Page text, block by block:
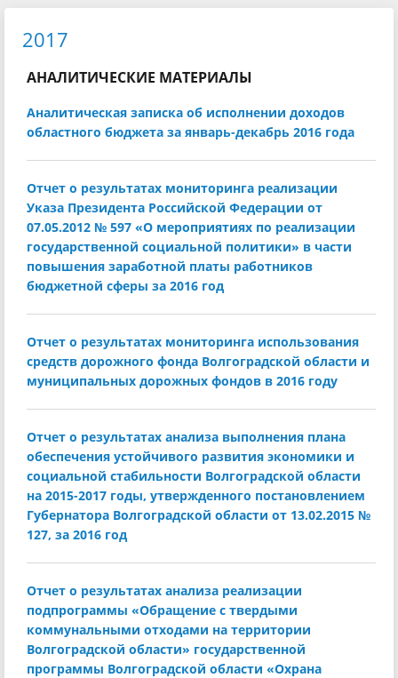
2017
АНАЛИТИЧЕСКИЕ МАТЕРИАЛЫ
Аналитическая записка об исполнении доходов
областного бюджета за январь-декабрь 2016 года
Отчет о результатах мониторинга реализации
Указа Президента Российской Федерации от
07.05.2012 № 597 «О мероприятиях по реализации
государственной социальной политики» в части
повышения заработной платы работников
бюджетной сферы за 2016 год
Отчет о результатах мониторинга использования
средств дорожного фонда Волгоградской области и
муниципальных дорожных фондов в 2016 году
Отчет о результатах анализа выполнения плана
обеспечения устойчивого развития экономики и
социальной стабильности Волгоградской области
на 2015-2017 годы, утвержденного постановлением
Губернатора Волгоградской области от 13.02.2015 №
127, за 2016 год
Отчет о результатах анализа реализации
подпрограммы «Обращение с твердыми
коммунальными отходами на территории
Волгоградской области» государственной
программы Волгоградской области «Охрана